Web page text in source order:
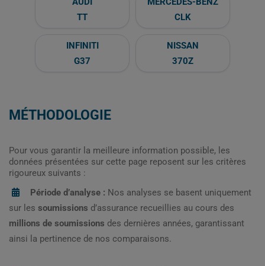
TT
CLK
INFINITI
G37
NISSAN
370Z
MÉTHODOLOGIE
Pour vous garantir la meilleure information possible, les
données présentées sur cette page reposent sur les critères
rigoureux suivants :
Période d’analyse : Nos analyses se basent uniquement
sur les soumissions d’assurance recueillies au cours des
millions de soumissions des dernières années, garantissant
ainsi la pertinence de nos comparaisons.